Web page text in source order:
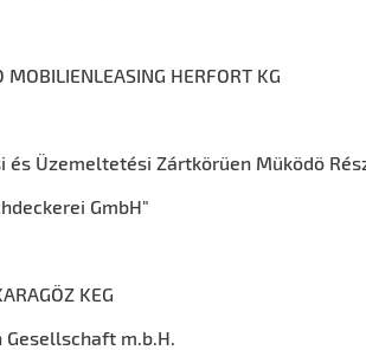
HERFORT KG
és Üzemeltetési Zártkörüen Müködö
GmbH"
KEG
m.b.H.